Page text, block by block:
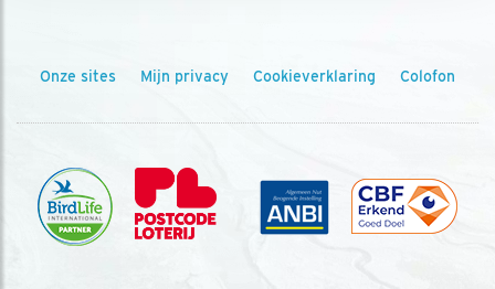
Onze sites Mijn privacy Cookieverklaring Colofon